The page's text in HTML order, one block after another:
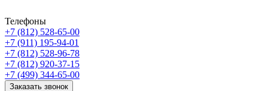
Телефоны
+7 (812) 528-65-00
+7 (911) 195-94-01
+7 (812) 528-96-78
+7 (812) 920-37-15
+7 (499) 344-65-00
Заказать звонок